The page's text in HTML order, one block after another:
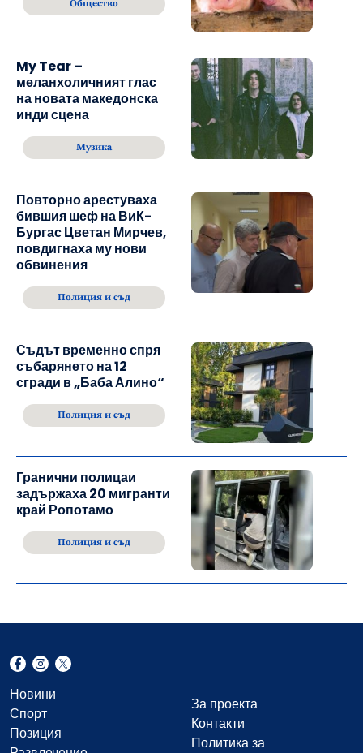
Общество
My Tear –
меланхоличният глас
на новата македонска
инди сцена
Музика
Повторно арестуваха
бившия шеф на ВиК-
Бургас Цветан Мирчев,
повдигнаха му нови
обвинения
Полиция и съд
Съдът временно спря
събарянето на 12
сгради в „Баба Алино“
Полиция и съд
Гранични полицаи
задържаха 20 мигранти
край Ропотамо
Полиция и съд
Новини
Спорт
Позиция
За проекта
Контакти
Политика за